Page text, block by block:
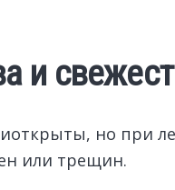
и
но при
или трещин.